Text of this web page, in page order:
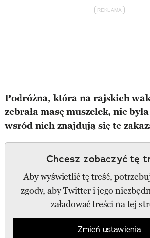
Podróżna, która na rajskich
zebrała masę muszelek, nie
wsród nich znajdują się te
Chcesz zobaczyć tę
Aby wyświetlić tę treść,
zgody, aby Twitter i jego
załadować treści na tej
Zmień ustawienia